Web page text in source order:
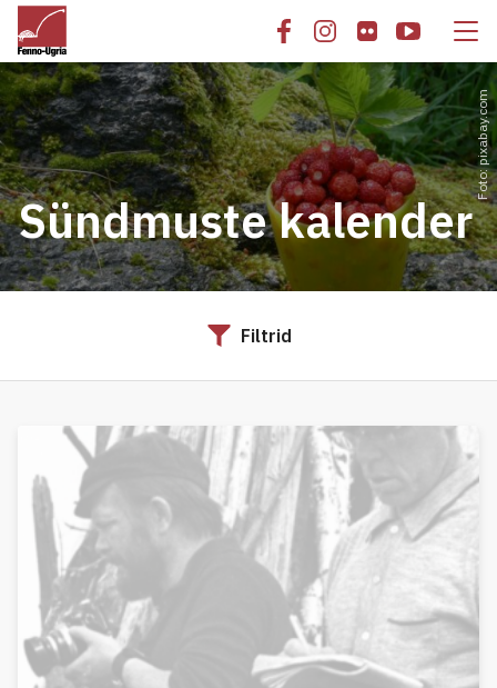
Foto: pixabay.com
Sündmuste kalender
Filtrid